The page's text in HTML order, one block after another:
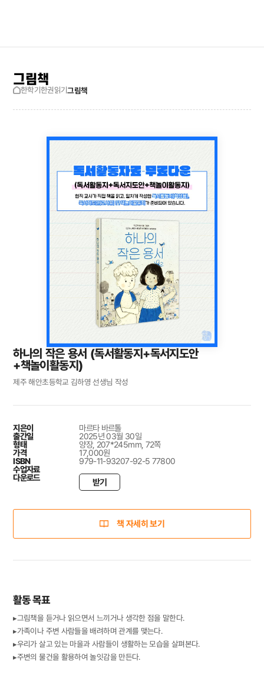
그림책
한학기한권읽기그림책
하나의 작은 용서 (독서활동지+독서지도안
+책놀이활동지)
제주 해안초등학교 김하영 선생님 작성
지은이 마르타 바르톨
출간일 2025년 03월 30일
형태 양장, 207*245mm, 72쪽
가격 17,000원
ISBN 979-11-93207-92-5 77800
수업자료
다운로드 받기
책 자세히 보기
활동 목표
▸그림책을 듣거나 읽으면서 느끼거나 생각한 점을 말한다.
▸가족이나 주변 사람들을 배려하며 관계를 맺는다.
▸우리가 살고 있는 마을과 사람들이 생활하는 모습을 살펴본다.
▸주변의 물건을 활용하여 놀잇감을 만든다.